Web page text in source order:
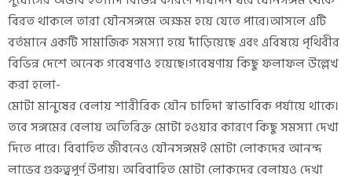
বিরত থাকলে তারা যৌনসঙ্গমে অক্ষম হয়ে যেতে পারে।আসলে এটি
বর্তমানে একটি সামাজিক সমস্যা হয়ে দাঁড়িয়েছে এবং এবিষয়ে পৃথিবীর
বিভিন্ন দেশে অনেক গবেষণাও হয়েছে।গবেষণায় কিছু ফলাফল উল্লেখ
করা হলো-
মোটা মানুষের বেলায় শারীরিক যৌন চাহিদা স্বাভাবিক পর্যায়ে থাকে।
তবে সঙ্গমের বেলায় অতিরিক্ত মোটা হওয়ার কারণে কিছু সমস্যা দেখা
দিতে পারে। বিবাহিত জীবনেও যৌনসঙ্গমই মোটা লোকদের আনন্দ
লাভের গুরুত্বপূর্ণ উপায়। অবিবাহিত মোটা লোকদের বেলায়ও দেখা